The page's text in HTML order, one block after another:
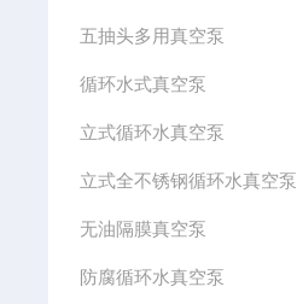
五抽头多用真空泵
循环水式真空泵
立式循环水真空泵
立式全不锈钢循环水真空泵
无油隔膜真空泵
防腐循环水真空泵